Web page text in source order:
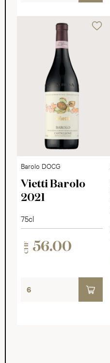
Barolo DOCG
Vietti Barolo
2021
75cl
CHF 56.00